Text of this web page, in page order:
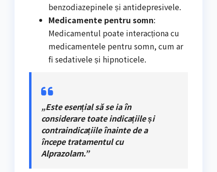
benzodiazepinele și antidepresivele.
Medicamente pentru somn:
Medicamentul poate interacționa cu
medicamentele pentru somn, cum ar
fi sedativele și hipnoticele.
„Este esențial să se ia în
considerare toate indicațiile și
contraindicațiile înainte de a
începe tratamentul cu
Alprazolam.”